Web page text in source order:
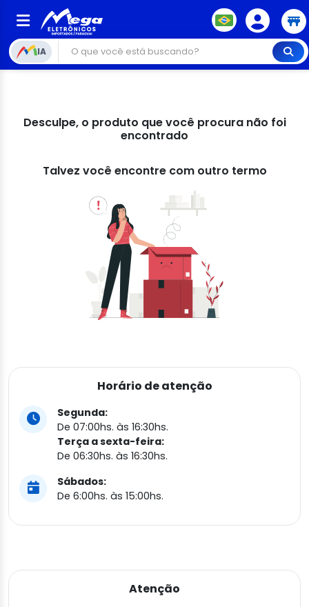
IA
Desculpe, o produto que você procura não foi
encontrado
Talvez você encontre com outro termo
Horário de atenção
Segunda:
De 07:00hs. às 16:30hs.
Terça a sexta-feira:
De 06:30hs. às 16:30hs.
Sábados:
De 6:00hs. às 15:00hs.
Atenção